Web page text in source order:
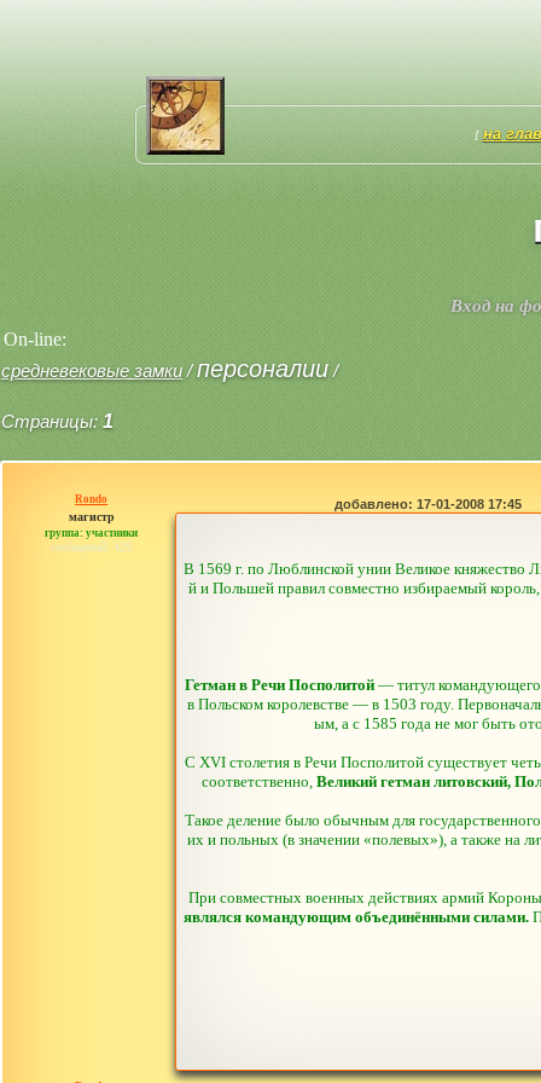
[ на
Вход на
On-line:
средневековые замки/персоналии/
Страницы: 1
Rondo
магистр
группа: участники
сообщений: 429
добавлено: 17-01-2008 17:45
В 1569 г. по Люблинской унии Великое княжество
й и Польшей правил совместно избираемый
Гетман в Речи Посполитой — титул командующего
в Польском королевстве — в 1503 году.
ым, а с 1585 года не мог быть
С XVI столетия в Речи Посполитой существует
соответственно, Великий гетман литовский,
Такое деление было обычным для
их и польных (в значении «полевых»), а также на
При совместных военных действиях армий
являлся командующим объединёнными силами.